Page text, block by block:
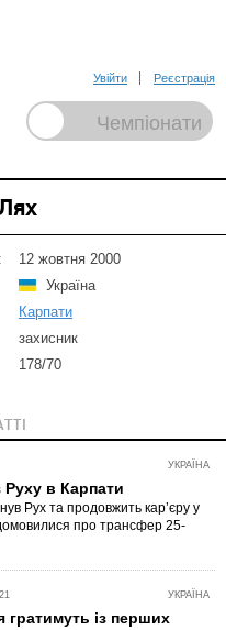
Увійти Реєстрація
12 жовтня 2000
Україна
Карпати
захисник
178/70
УКРАЇНА
в Карпати
Рух та продовжить кар’єру у
про трансфер 25-
УКРАЇНА
гратимуть із перших